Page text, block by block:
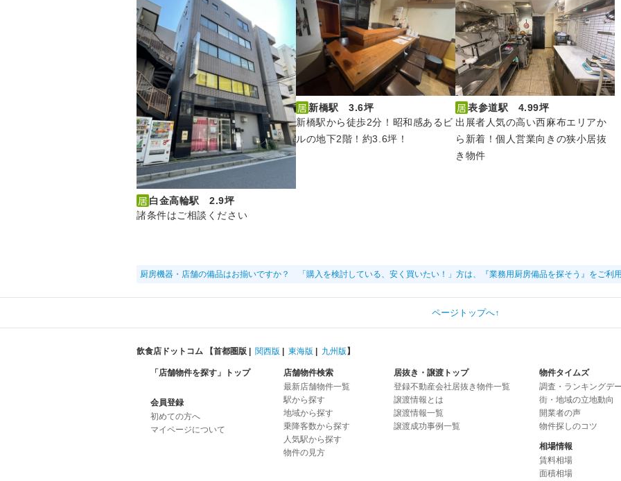
白金高輪駅 2.9坪
諸条件はご相談ください
新橋駅 3.6坪
新橋駅から徒歩2分！昭和感あるビ
ルの地下2階！約3.6坪！
表参道駅 4.99坪
出展者人気の高い西麻布エリアか
ら新着！個人営業向きの狭小居抜
き物件
厨房機器・店舗の備品はお揃いですか？ 「購入を検討している、安く買いたい！」方は、『業務用厨房備品を探そう』をご利
ページトップへ↑
飲食店ドットコム 【首都圏版 関西版 東海版 九州版 】
「店舗物件を探す」トップ
会員登録
初めての方へ
マイページについて
店舗物件検索
最新店舗物件一覧
駅から探す
地域から探す
乗降客数から探す
人気駅から探す
物件の見方
居抜き・譲渡トップ
登録不動産会社居抜き物件一覧
譲渡情報とは
譲渡情報一覧
譲渡成功事例一覧
物件タイムズ
調査・ランキングデ
街・地域の立地動向
開業者の声
物件探しのコツ
相場情報
賃料相場
面積相場